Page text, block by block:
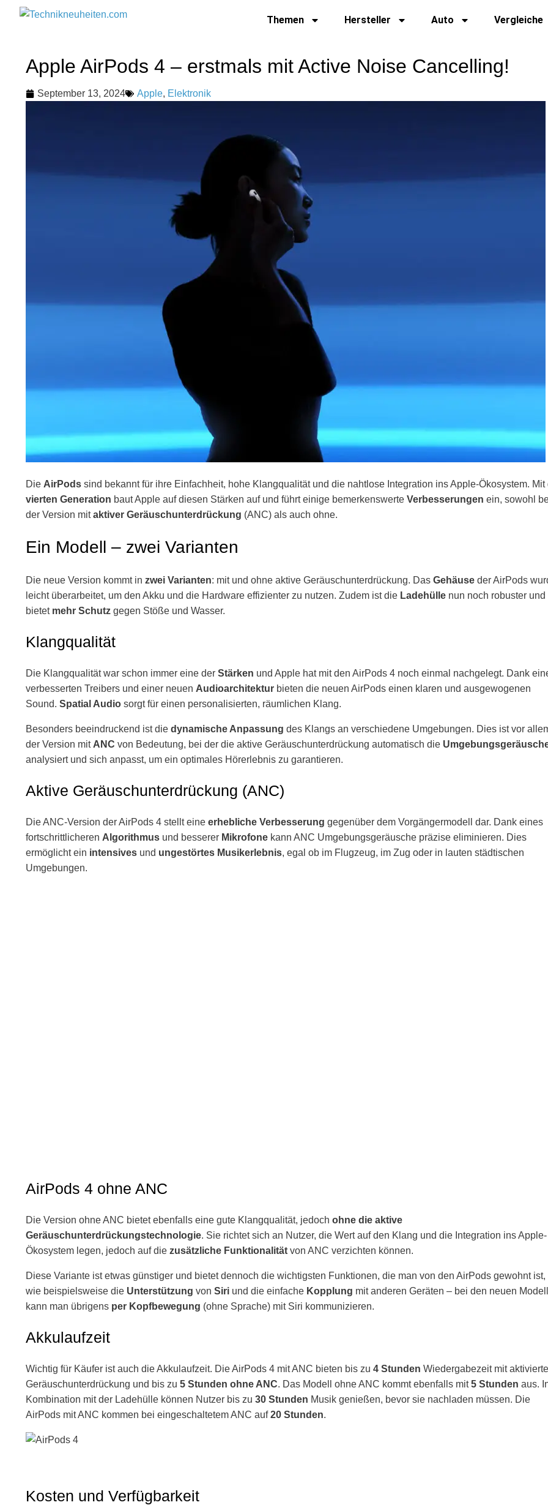
Themen Hersteller Auto Vergleiche
Apple AirPods 4 – erstmals mit Active Noise Cancelling!
September 13, 2024 Apple, Elektronik
Die AirPods sind bekannt für ihre Einfachheit, hohe Klangqualität und die nahtlose Integration ins Apple-Ökosystem. Mit
vierten Generation baut Apple auf diesen Stärken auf und führt einige bemerkenswerte Verbesserungen ein, sowohl
der Version mitaktiver Geräuschunterdrückung (ANC) als auch ohne.
Ein Modell – zwei Varianten
Die neue Version kommt in zwei Varianten: mit und ohne aktive Geräuschunterdrückung. Das Gehäuse der AirPods
leicht überarbeitet, um den Akku und die Hardware effizienter zu nutzen. Zudem ist die Ladehülle nun noch robuster und
bietet mehr Schutz gegen Stöße und Wasser.
Klangqualität
Die Klangqualität war schon immer eine der Stärken und Apple hat mit den AirPods 4 noch einmal nachgelegt. Dank
verbesserten Treibers und einer neuen Audioarchitektur bieten die neuen AirPods einen klaren und ausgewogenen
Sound. Spatial Audio sorgt für einen personalisierten, räumlichen Klang.
Besonders beeindruckend ist die dynamische Anpassung des Klangs an verschiedene Umgebungen. Dies ist vor
der Version mit ANC von Bedeutung, bei der die aktive Geräuschunterdrückung automatisch die
analysiert und sich anpasst, um ein optimales Hörerlebnis zu garantieren.
Aktive Geräuschunterdrückung (ANC)
Die ANC-Version der AirPods 4 stellt eine erhebliche Verbesserung gegenüber dem Vorgängermodell dar. Dank eines
fortschrittlicheren Algorithmus und besserer Mikrofone kann ANC Umgebungsgeräusche präzise eliminieren. Dies
ermöglicht ein intensives und ungestörtes Musikerlebnis, egal ob im Flugzeug, im Zug oder in lauten städtischen
Umgebungen.
AirPods 4 ohne ANC
Die Version ohne ANC bietet ebenfalls eine gute Klangqualität, jedoch ohne die aktive
Geräuschunterdrückungstechnologie. Sie richtet sich an Nutzer, die Wert auf den Klang und die Integration ins Apple-
Ökosystem legen, jedoch auf die zusätzliche Funktionalität von ANC verzichten können.
Diese Variante ist etwas günstiger und bietet dennoch die wichtigsten Funktionen, die man von den AirPods gewohnt ist,
wie beispielsweise die Unterstützung von Siri und die einfache Kopplung mit anderen Geräten – bei den neuen
kann man übrigens per Kopfbewegung (ohne Sprache) mit Siri kommunizieren.
Akkulaufzeit
Wichtig für Käufer ist auch die Akkulaufzeit. Die AirPods 4 mit ANC bieten bis zu 4 Stunden Wiedergabezeit mit
Geräuschunterdrückung und bis zu 5 Stunden ohne ANC. Das Modell ohne ANC kommt ebenfalls mit5 Stunden aus.
Kombination mit der Ladehülle können Nutzer bis zu 30 Stunden Musik genießen, bevor sie nachladen müssen. Die
AirPods mit ANC kommen bei eingeschaltetem ANC auf20 Stunden.
Kosten und Verfügbarkeit